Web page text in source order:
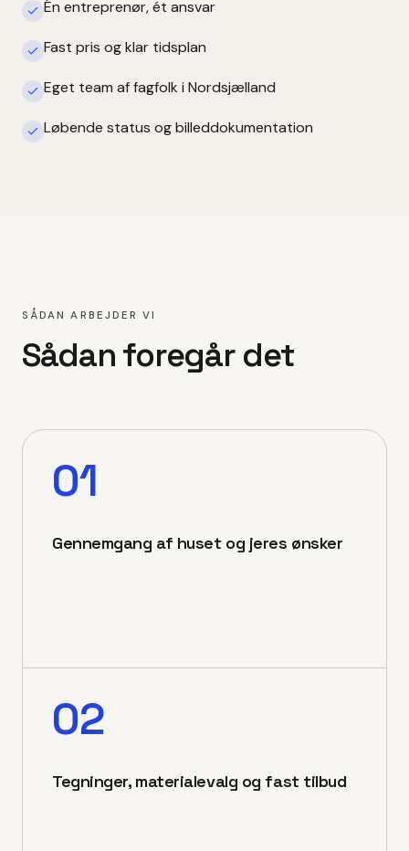
Én entreprenør, ét ansvar
Fast pris og klar tidsplan
Eget team af fagfolk i Nordsjælland
Løbende status og billeddokumentation
SÅDAN ARBEJDER VI
Sådan foregår det
01
Gennemgang af huset og jeres ønsker
02
Tegninger, materialevalg og fast tilbud